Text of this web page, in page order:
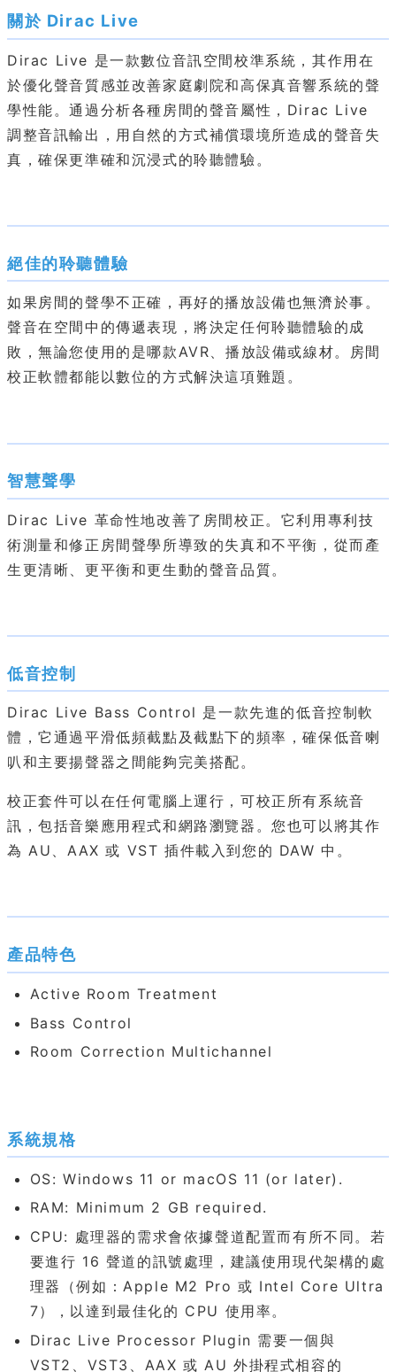
關於 Dirac Live
Dirac Live 是一款數位音訊空間校準系統，其作用在
於優化聲音質感並改善家庭劇院和高保真音響系統的聲
學性能。通過分析各種房間的聲音屬性，Dirac Live
調整音訊輸出，用自然的方式補償環境所造成的聲音失
真，確保更準確和沉浸式的聆聽體驗。
絕佳的聆聽體驗
如果房間的聲學不正確，再好的播放設備也無濟於事。
聲音在空間中的傳遞表現，將決定任何聆聽體驗的成
敗，無論您使用的是哪款AVR、播放設備或線材。房間
校正軟體都能以數位的方式解決這項難題。
智慧聲學
Dirac Live 革命性地改善了房間校正。它利用專利技
術測量和修正房間聲學所導致的失真和不平衡，從而產
生更清晰、更平衡和更生動的聲音品質。
低音控制
Dirac Live Bass Control 是一款先進的低音控制軟
體，它通過平滑低頻截點及截點下的頻率，確保低音喇
叭和主要揚聲器之間能夠完美搭配。
校正套件可以在任何電腦上運行，可校正所有系統音
訊，包括音樂應用程式和網路瀏覽器。您也可以將其作
為 AU、AAX 或 VST 插件載入到您的 DAW 中。
產品特色
Active Room Treatment
Bass Control
Room Correction Multichannel
系統規格
OS: Windows 11 or macOS 11 (or later).
RAM: Minimum 2 GB required.
CPU: 處理器的需求會依據聲道配置而有所不同。若
要進行 16 聲道的訊號處理，建議使用現代架構的處
理器（例如：Apple M2 Pro 或 Intel Core Ultra
7），以達到最佳化的 CPU 使用率。
Dirac Live Processor Plugin 需要一個與
VST2、VST3、AAX 或 AU 外掛程式相容的